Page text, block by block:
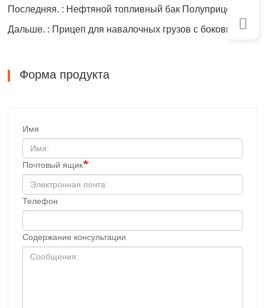
Форма продукта
Имя
Почтовый ящик
Телефон
Содержание консультации